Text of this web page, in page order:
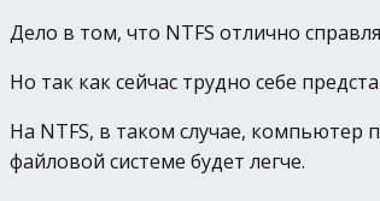
Дело в том, что NTFS отлично
Но так как сейчас трудно себе
На NTFS, в таком случае, компьютер
файловой системе будет легче.